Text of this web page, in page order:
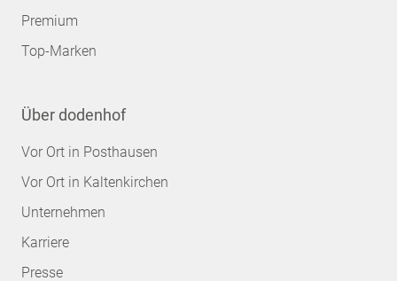
Premium
Top-Marken
Über dodenhof
Vor Ort in Posthausen
Vor Ort in Kaltenkirchen
Unternehmen
Karriere
Presse